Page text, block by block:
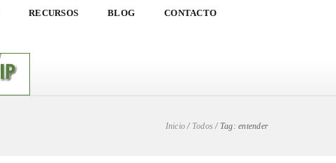
RECURSOS BLOG CONTACTO
Inicio/ Todos / Tag: entender